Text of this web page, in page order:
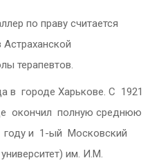
по праву считается
терапевтов.
в городе Харькове. С 1921
окончил полную среднюю
году и 1-ый Московский
им. И.М.